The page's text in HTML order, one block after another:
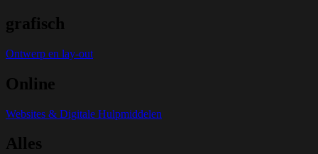
grafisch
Ontwerp en lay-out
Online
Websites & Digitale Hulpmiddelen
Alles